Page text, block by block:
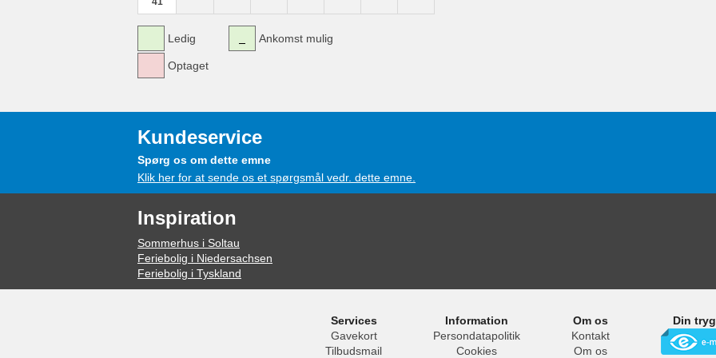
Ledig
Optaget
Ankomst mulig
Kundeservice
Spørg os om dette emne
Klik her for at sende os et spørgsmål vedr. dette emne.
Inspiration
Sommerhus i Soltau
Feriebolig i Niedersachsen
Feriebolig i Tyskland
Services
Gavekort
Tilbudsmail
Information
Persondatapolitik
Cookies
Om os
Kontakt
Om os
Din